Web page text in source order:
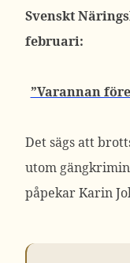
Svenskt
februari:
”Varannan
Det sägs att
utom
påpekar Karin